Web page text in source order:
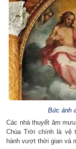
Bức ảnh
Các nhà thuyết âm
Chúa Trời chính là vệ
hành vượt thời gian và